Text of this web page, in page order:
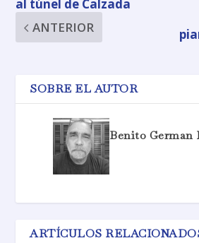
al túnel de Calzada
ANTERIOR
SOBRE EL AUTOR
Benito German
ARTÍCULOS